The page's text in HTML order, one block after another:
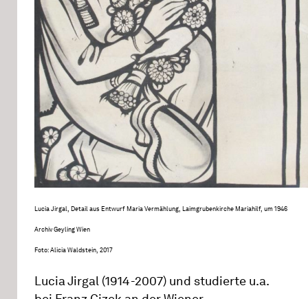
Lucia Jirgal, Detail aus Entwurf Maria Vermählung, Laimgrubenkirche Mariahilf, um 1946
Archiv Geyling Wien
Foto: Alicia Waldstein, 2017
Lucia Jirgal (1914-2007) und studierte u.a.